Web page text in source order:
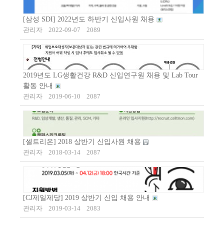
[삼성 SDI] 2022년도 하반기 신입사원 채용
관리자
2022-09-07 2089
2019년도 LG생활건강 R&D 신입연구원 채용 및 Lab Tour
활동 안내
관리자
2019-06-10 2087
[셀트리온] 2018 상반기 신입사원 채용
관리자
2018-03-14 2087
[CJ제일제당] 2019 상반기 신입 채용 안내
관리자
2019-03-14 2083